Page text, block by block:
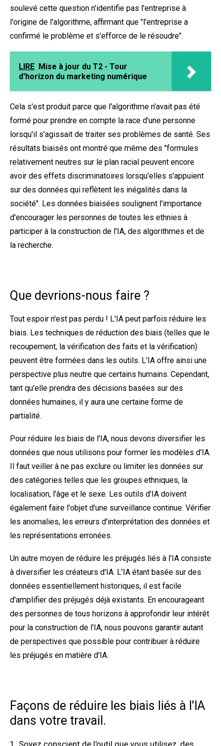
soulevé cette question n'identifie pas l'entreprise à
l'origine de l'algorithme, affirmant que "l'entreprise a
confirmé le problème et s'efforce de le résoudre".
LIRE Mise à jour du T2 - Tour
d'horizon du marketing numérique
Cela s'est produit parce que l'algorithme n'avait pas été
formé pour prendre en compte la race d'une personne
lorsqu'il s'agissait de traiter ses problèmes de santé. Ses
résultats biaisés ont montré que même des "formules
relativement neutres sur le plan racial peuvent encore
avoir des effets discriminatoires lorsqu'elles s'appuient
sur des données qui reflètent les inégalités dans la
société". Les données biaisées soulignent l'importance
d'encourager les personnes de toutes les ethnies à
participer à la construction de l'IA, des algorithmes et de
la recherche.
Que devrions-nous faire ?
Tout espoir n'est pas perdu ! L'IA peut parfois réduire les
biais. Les techniques de réduction des biais (telles que le
recoupement, la vérification des faits et la vérification)
peuvent être formées dans les outils. L'IA offre ainsi une
perspective plus neutre que certains humains. Cependant,
tant qu'elle prendra des décisions basées sur des
données humaines, il y aura une certaine forme de
partialité.
Pour réduire les biais de l'IA, nous devons diversifier les
données que nous utilisons pour former les modèles d'IA.
Il faut veiller à ne pas exclure ou limiter les données sur
des catégories telles que les groupes ethniques, la
localisation, l'âge et le sexe. Les outils d'IA doivent
également faire l'objet d'une surveillance continue. Vérifier
les anomalies, les erreurs d'interprétation des données et
les représentations erronées.
Un autre moyen de réduire les préjugés liés à l'IA consiste
à diversifier les créateurs d'IA. L'IA étant basée sur des
données essentiellement historiques, il est facile
d'amplifier des préjugés déjà existants. En encourageant
des personnes de tous horizons à approfondir leur intérêt
pour la construction de l'IA, nous pouvons garantir autant
de perspectives que possible pour contribuer à réduire
les préjugés en matière d'IA.
Façons de réduire les biais liés à l'IA
dans votre travail.